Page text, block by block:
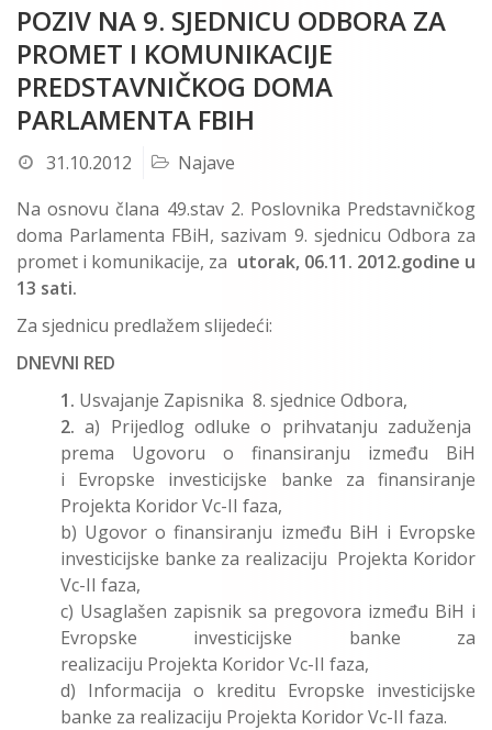
POZIV NA 9. SJEDNICU ODBORA ZA
PROMET I KOMUNIKACIJE
PREDSTAVNIČKOG DOMA
PARLAMENTA FBIH
31.10.2012
Najave
Na osnovu člana 49.stav 2. Poslovnika Predstavničkog
doma Parlamenta FBiH, sazivam 9. sjednicu Odbora za
promet i komunikacije, za utorak, 06.11. 2012.godine u
13 sati.
Za sjednicu predlažem slijedeći:
DNEVNI RED
1. Usvajanje Zapisnika 8. sjednice Odbora,
2.a) Prijedlog odluke o prihvatanju zaduženja
prema Ugovoru o finansiranju između BiH
i Evropske investicijske banke za finansiranje
Projekta Koridor Vc-II faza,
b) Ugovor o finansiranju između BiH i Evropske
investicijske banke za realizaciju Projekta Koridor
Vc-II faza,
c) Usaglašen zapisnik sa pregovora između BiH i
Evropske investicijske banke za
realizaciju Projekta Koridor Vc-II faza,
d) Informacija o kreditu Evropske investicijske
banke za realizaciju Projekta Koridor Vc-II faza.